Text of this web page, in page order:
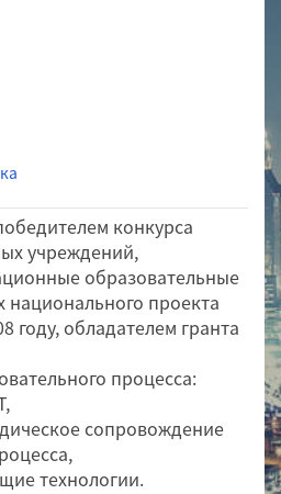
конкурса
учреждений,
образовательные
проекта
году, обладателем гранта
процесса:
сопровождение
технологии.